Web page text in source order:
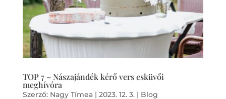
TOP 7 – Nászajándék kérő vers esküvői
meghívóra
Szerző: Nagy Tímea| 2023. 12. 3.| Blog